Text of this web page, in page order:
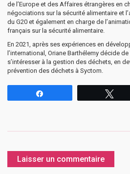
de l’Europe et des Affaires étrangères en
négociations sur la sécurité alimentaire et
du G20 et également en charge de
français sur la sécurité alimentaire.
En 2021, après ses expériences en
l’international, Oriane Barthélemy décide
s’intéresser à la gestion des déchets, en
prévention des déchets à Syctom.
Laisser un commentaire